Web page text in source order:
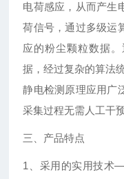
电荷感应，从而产生
荷信号，通过多级运
应的粉尘颗粒数据
据，经过复杂的算法
静电检测原理应用广
采集过程无需人工干
三、产品特点
1、采用的实用技术